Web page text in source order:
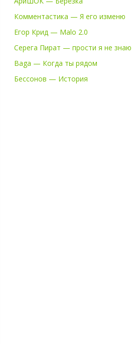
Комментастика — Я его изменю
Егор Крид — Malo 2.0
Серега Пират — прости я не знаю
Baga — Когда ты рядом
Бессонов — История